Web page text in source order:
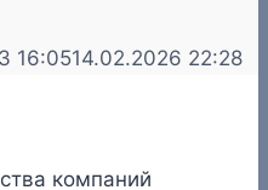
16:0514.02.2026 22:28
компаний